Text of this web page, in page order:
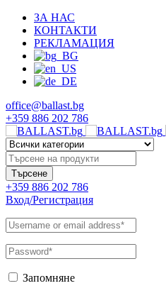
ЗА НАС
КОНТАКТИ
РЕКЛАМАЦИЯ
office@ballast.bg
+359 886 202 786
+359 886 202 786
Вход/Регистрация
Запомняне